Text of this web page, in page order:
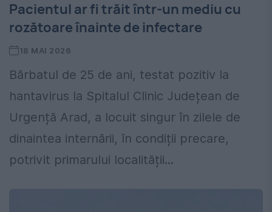
Pacientul ar fi trăit într-un mediu cu
rozătoare înainte de infectare
18 MAI 2026
Bărbatul de 25 de ani, testat pozitiv la
hantavirus la Spitalul Clinic Județean de
Urgență Arad, a locuit singur în zilele de
dinaintea internării, în condiții precare,
potrivit primarului localității...